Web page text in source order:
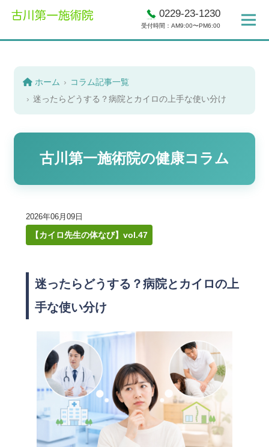
0229-23-1230
受付時間：AM9:00〜PM6:00
ホーム
コラム記事一覧
迷ったらどうする？病院とカイロの上手な使い分け
古川第一施術院の健康コラム
2026年06月09日
【カイロ先生の体なび】vol.47
迷ったらどうする？病院とカイロの上
手な使い分け